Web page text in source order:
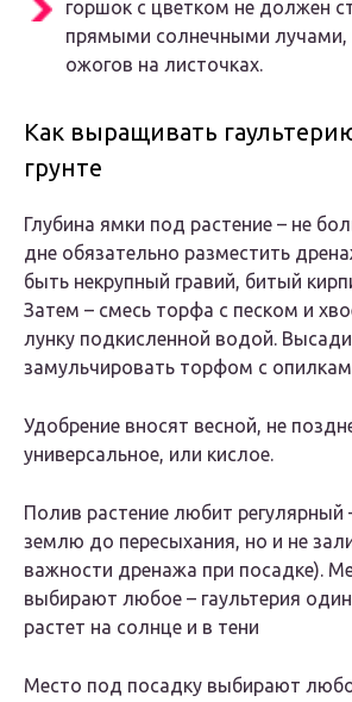
горшок с цветком не должен
прямыми солнечными лучами,
ожогов на листочках.
Как выращивать
грунте
Глубина ямки под растение – не
дне обязательно разместить
быть некрупный гравий, битый
Затем – смесь торфа с песком и
лунку подкисленной водой.
замульчировать торфом с
Удобрение вносят весной, не
универсальное, или кислое.
Полив растение любит регулярный
землю до пересыхания, но и не
важности дренажа при посадке).
выбирают любое – гаультерия
растет на солнце и в тени
Место под посадку выбирают